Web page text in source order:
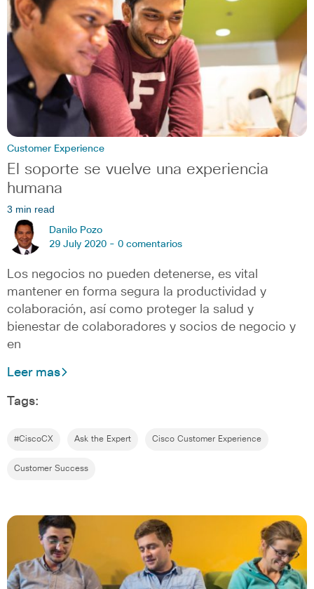
Customer Experience
El soporte se vuelve una experiencia
humana
3 min read
Danilo Pozo
29 July 2020 - 0 comentarios
Los negocios no pueden detenerse, es vital
mantener en forma segura la productividad y
colaboración, así como proteger la salud y
bienestar de colaboradores y socios de negocio y
en
Leer mas
Tags:
#CiscoCX Ask the Expert Cisco Customer Experience
Customer Success